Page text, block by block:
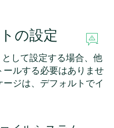
の設定
して設定する場合、他
ルする必要はありませ
ジは、デフォルトでイ